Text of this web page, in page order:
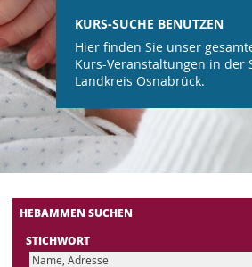
KURS-SUCHE BENUTZEN
Hier finden Sie unser
Kurs-Veranstaltungen in der
Landkreis Osnabrück.
HEBAMMEN SUCHEN
STICHWORT